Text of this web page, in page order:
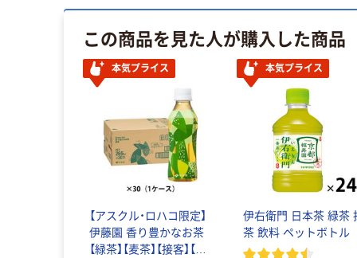
この商品を見た人が購入した商品
本気プライス
【アスクル・ロハコ限定】
伊藤園 香り豊かなお茶
【緑茶】【麦茶】【接客】【ペ
本気プライス
伊右衛門 日本茶 緑茶
茶 飲料 ペットボトル